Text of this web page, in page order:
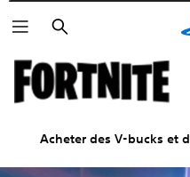
Rechercher
Acheter des V-bucks et